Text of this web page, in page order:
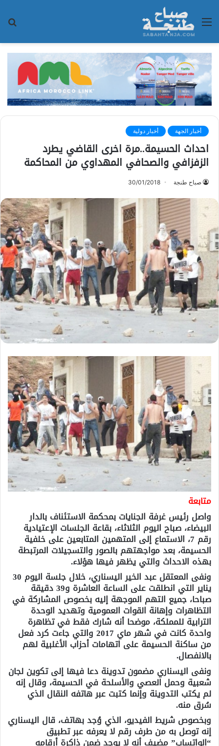
القائمة
أخبار الجهة أخبار دولية
احداث الحسيمة..مرة اخرى القاضي يطرد
الزفزافي والصحافي المهداوي من المحاكمة
صباح طنجة 30/01/2018
متابعة
واصل رئيس غرفة الجنايات بمحكمة الاستئناف بالدار
البيضاء، صباح اليوم الثلاثاء، بقاعة الجلسات الإعتيادية
رقم 7، الاستماع إلى المتهمين المتابعين على خلفية
الحسيمة، بعد مواجهتهم بالصور والتسجيلات المرتبطة
بهذه الاحداث والتي يظهر فيها هؤلاء.
ونفى المعتقل عبد الخير اليسناري، خلال جلسة اليوم 30
يناير التي انطلقت على الساعة العاشرة و39 دقيقة
صباحا، جميع التهم الموجهة إليه بخصوص المشاركة في
التظاهرات وإهانة القوات العمومية وتهديد الوحدة
الترابية للمملكة، موضحا أنه شارك فقط في تظاهرة
واحدة كانت في شهر ماي 2017 والتي جاءت كرد فعل
من ساكنة الحسيمة على اتهامات أحزاب الأغلبية لهم
بالانفصال.
ونفى اليسناري مضمون تدوينة دعا فيها إلى تكوين لجان
شعبية وحمل العصي والأسلحة في الحسيمة، وقال إنه
لم يكتب التدوينة وإنما كتبت عبر هاتفه النقال الذي
سُرق منه.
وبخصوص شريط الفيديو، الذي وُجد بهاتف، قال اليسناري
إنه توصل به من طرف رقم لا يعرفه عبر تطبيق
“الواتساب” مضيف أنه لا يوجد ضمن ذاكرة أرقامه